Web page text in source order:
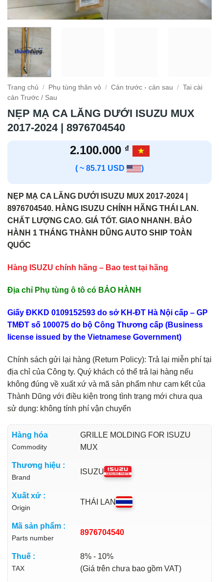
Trang chủ / Phụ tùng thân vỏ / Cản trước - cản sau / Tai cài
cản Trước / Sau
NẸP MẠ CA LĂNG DƯỚI ISUZU MUX
2017-2024 | 8976704540
2.100.000 ₫
( ~ 85.71 USD )
NẸP MẠ CA LĂNG DƯỚI ISUZU MUX 2017-2024 |
8976704540. HÀNG ISUZU CHÍNH HÃNG THÁI LAN.
CHẤT LƯỢNG CAO. GIÁ TỐT. GIAO NHANH. BẢO
HÀNH 1 THÁNG THÀNH DŨNG AUTO SHIP TOÀN
QUỐC
Hàng ISUZU chính hãng – Bao test tại hãng
Địa chỉ Phụ tùng ô tô có BẢO HÀNH
Giấy ĐKKD 0109152593 do sở KH-ĐT Hà Nội cấp – GP
TMĐT số 100075 do bộ Công Thương cấp (Business
license issued by the Vietnamese Government)
Chính sách gửi lại hàng (Return Policy): Trả lại miễn phí tại
địa chỉ của Công ty. Quý khách có thể trả lại hàng nếu
không đúng về xuất xứ và mã sản phẩm như cam kết của
Thành Dũng với điều kiện trong tình trạng mới chưa qua
sử dụng: không tính phí vận chuyển
Hàng hóa
Commodity
GRILLE MOLDING FOR ISUZU
MUX
Thương hiệu :
Brand
ISUZU
Xuất xứ :
Origin
THÁI LAN
Mã sản phẩm :
Parts number
8976704540
Thuế :
TAX
8% - 10%
(Giá trên chưa bao gồm VAT)